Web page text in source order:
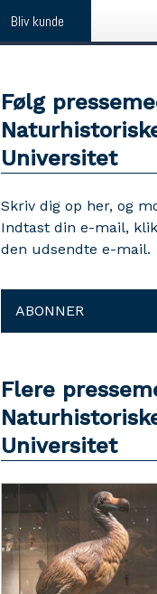
Bliv kunde
Følg
Universitet
Skriv dig op her, og
Indtast din e-mail,
den udsendte e-mail.
ABONNER
Flere
Universitet